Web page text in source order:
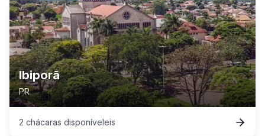
Ibiporã
PR
2 chácaras disponíveleis